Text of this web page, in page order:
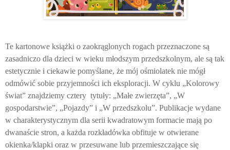
Te kartonowe książki o zaokrąglonych rogach przeznaczone są
zasadniczo dla dzieci w wieku młodszym przedszkolnym, ale są tak
estetycznie i ciekawie pomyślane, że mój ośmiolatek nie mógł
odmówić sobie przyjemności ich eksploracji. W cyklu „Kolorowy
świat” znajdziemy cztery tytuły: „Małe zwierzęta”, „W
gospodarstwie”, „Pojazdy” i „W przedszkolu”. Publikacje wydane
w charakterystycznym dla serii kwadratowym formacie mają po
dwanaście stron, a każda rozkładówka obfituje w otwierane
okienka/klapki oraz w przesuwane lub przemieszczające się